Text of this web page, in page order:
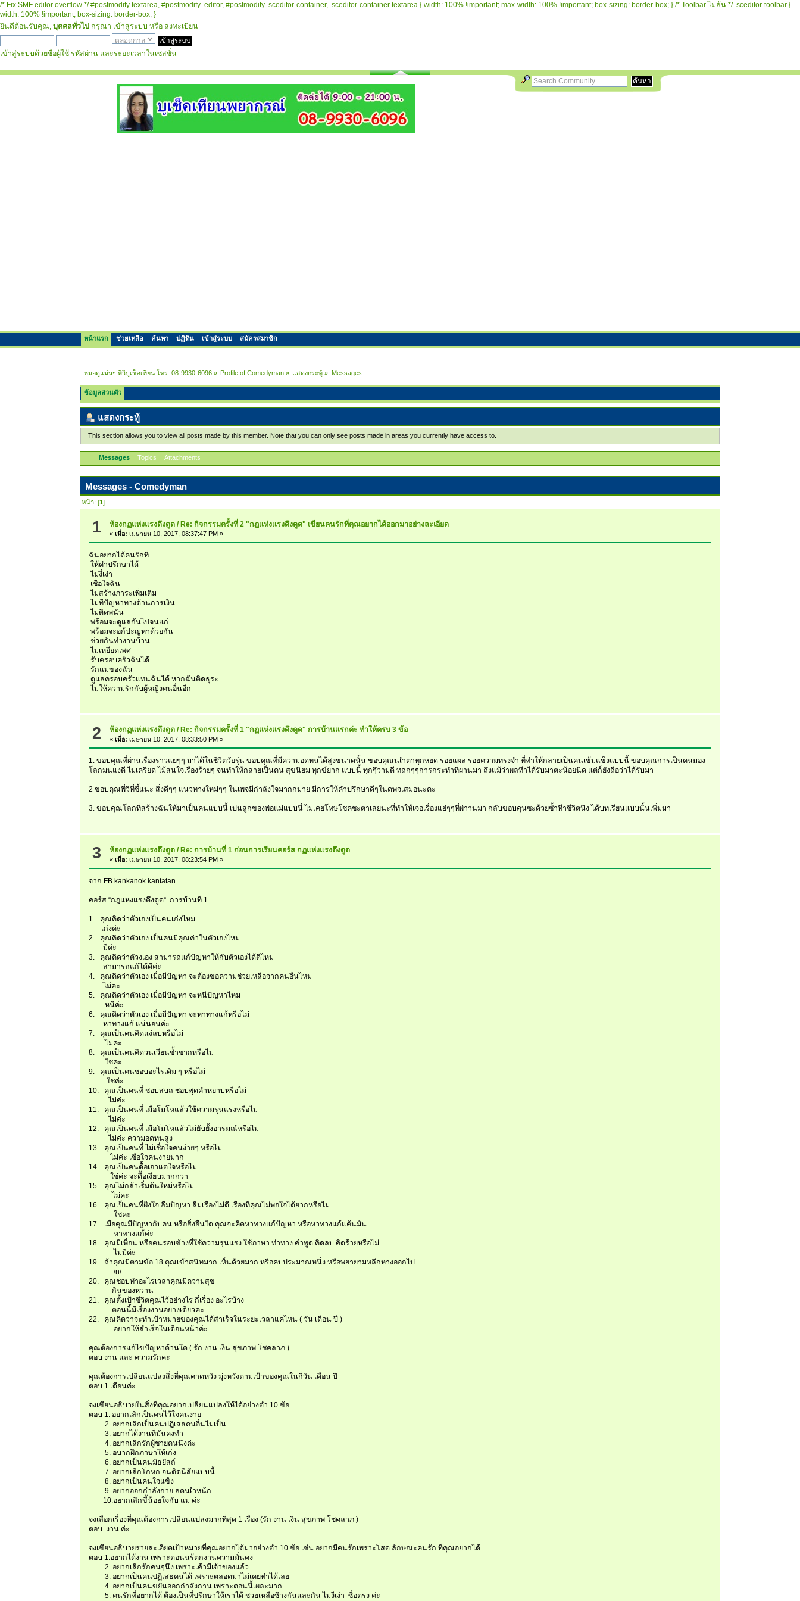
/* Fix SMF editor overflow */ #postmodify textarea, #postmodify .editor, #postmodify .sceditor-container, .sceditor-container textarea { width: 100% !important; max-width: 100% !important; box-sizing: border-box; } /* Toolbar ไม่ล้น */ .sceditor-toolbar {
width: 100% !important; box-sizing: border-box; }
ยินดีต้อนรับคุณ, บุคคลทั่วไป กรุณา เข้าสู่ระบบ หรือ ลงทะเบียน
เข้าสู่ระบบด้วยชื่อผู้ใช้ รหัสผ่าน และระยะเวลาในเซสชั่น
หน้าแรก ช่วยเหลือ ค้นหา ปฏิทิน เข้าสู่ระบบ สมัครสมาชิก
หมอดูแม่นๆ พี่วิบูเช็คเทียน โทร. 08-9930-6096» Profile of Comedyman» แสดงกระทู้ » Messages
ข้อมูลส่วนตัว
แสดงกระทู้
This section allows you to view all posts made by this member. Note that you can only see posts made in areas you currently have access to.
Messages Topics Attachments
Messages - Comedyman
หน้า: [1]
1 ห้องกฏแห่งแรงดึงดูด/ Re: กิจกรรมครั้งที่ 2 "กฏแห่งแรงดึงดูด" เขียนคนรักที่คุณอยากได้ออกมาอย่างละเอียด
« เมื่อ: เมษายน 10, 2017, 08:37:47 PM »
ฉันอยากได้คนรักที่
ให้คำปรึกษาได้
ไม่งี่เง่า
เชื่อใจฉัน
ไม่สร้างภาระเพิ่มเติม
ไม่ทีปัญหาทางด้านการเงิน
ไม่ติดพนัน
พร้อมจะดูแลกันไปจนแก่
พร้อมจะอก้ปะญหาด้วยกัน
ช่วยกันทำงานบ้าน
ไม่เหยียดเพศ
รับครอบครัวฉันได้
รักแม่ของฉัน
ดูแลครอบครัวแทนฉันได้ หากฉันติดธุระ
ไม่ให้ความรักกับผู้หญิงคนอื่นอีก
2 ห้องกฏแห่งแรงดึงดูด/ Re: กิจกรรมครั้งที่ 1 "กฏแห่งแรงดึงดูด" การบ้านแรกค่ะ ทำให้ครบ 3 ข้อ
« เมื่อ: เมษายน 10, 2017, 08:33:50 PM »
1. ขอบคุณที่ผ่านเรื่องราวแย่ๆๆ มาได้ในชีวิตวัยรุ่น ขอบคุณที่มีความอดทนได้สูงขนาดนั้น ขอบคุณนเำตาทุกหยด รอยแผล รอยความทรงจำ ที่ทำให้กลายเป็นคนเข้มแข็งแบบนี้ ขอบคุณการเป็นคนมอง
โลกมนแง่ดี ไม่เครียด ไม้สนใจเรื่องร้ายๆ จนทำให้กลายเป็นคน สุขนิยม ทุกข์ยาก แบบนี้ ทุกๆึวามดี ทถกๆๆก่ารกระทำที่ผ่านมา ถึงแม้ว่าผลทีาได้รับมาตะน้อยนิด แต่ก็ยังถือว่าได้รับมา
2 ขอบคุณพี่วิที่ชี้แนะ สิ่งดีๆๆ แนวทางใหม่ๆๆ ในเพจมีกำลังใจมากกมาย มีการให้คำปรึกษาดีๆในดพจเสมอนะคะ
3. ขอบคุณโลกที่สร้างฉันให้มาเป็นคนแบบนี้ เปนลูกของพ่อแม่แบบนี่ ไม่เคยโทษโชคชะตาเลยนะที่ทำให้เจอเรื่องแย่ๆๆที่ผ่าานมา กลับขอบคุนซะด้วยซ้ำทีาชีวิตนึง ได้บทเรียนแบบนั้นเพิ่มมา
3 ห้องกฏแห่งแรงดึงดูด/Re: การบ้านที่ 1 ก่อนการเรียนคอร์ส กฏแห่งแรงดึงดูด
« เมื่อ: เมษายน 10, 2017, 08:23:54 PM »
จาก FB kankanok kantatan
คอร์ส “กฎแห่งแรงดึงดูด“ การบ้านที่ 1
1. คุณคิดว่าตัวเองเป็นคนเก่งไหม
เก่งค่ะ
2. คุณคิดว่าตัวเอง เป็นคนมีคุณค่าในตัวเองไหม
มีค่ะ
3. คุณคิดว่าตัวงเอง สามารถแก้ปัญหาให้กับตัวเองได้ดีไหม
สามารถแก้ได้ดีค่ะ
4. คุณคิดว่าตัวเอง เมื่อมีปัญหา จะต้องขอความช่วยเหลือจากคนอื่นไหม
ไม่ค่ะ
5. คุณคิดว่าตัวเอง เมื่อมีปัญหา จะหนีปัญหาไหม
หนีค่ะ
6. คุณคิดว่าตัวเอง เมื่อมีปัญหา จะหาทางแก้หรือไม่
หาทางแก้ แน่นอนค่ะ
7. คุณเป็นคนคิดแง่ลบหรือไม่
ไม่ค่ะ
8. คุณเป็นคนคิดวนเวียนซ้ำซากหรือไม่
ใช่ค่ะ
9. คุณเป็นคนชอบอะไรเดิม ๆ หรือไม่
ใช่ค่ะ
10. คุณเป็นคนที่ ชอบสบถ ชอบพุดคำหยาบหรือไม่
ไม่ค่ะ
11. คุณเป็นคนที่ เมื่อโมโหแล้วใช้ความรุนแรงหรือไม่
ไม่ค่ะ
12. คุณเป็นคนที่ เมื่อโมโหแล้วไม่ยับยั้งอารมณ์หรือไม่
ไม่ค่ะ ความอดทนสูง
13. คุณเป็นคนที่ ไม่เชื่อใจคนง่ายๆ หรือไม่
ไม่ค่ะ เชื่อใจคนง่ายมาก
14. คุณเป็นคนดื้อเอาแต่ใจหรือไม่
ใช่ค่ะ จะดื้อเงียบมากกว่า
15. คุณไม่กล้าเริ่มต้นใหม่หรือไม่
ไม่ค่ะ
16. คุณเป็นคนที่ฝังใจ ลืมปัญหา ลืมเรื่องไม่ดี เรื่องที่คุณไม่พอใจได้ยากหรือไม่
ใช่ค่ะ
17. เมื่อคุณมีปัญหากับคน หรือสิ่งอื่นใด คุณจะคิดหาทางแก้ปัญหา หรือหาทางแก้แค้นมัน
หาทางแก้ค่ะ
18. คุณมีเพื่อน หรือคนรอบข้างที่ใช้ความรุนแรง ใช้ภาษา ท่าทาง คำพูด คิดลบ คิดร้ายหรือไม่
ไม่มีค่ะ
19. ถ้าคุณมีตามข้อ 18 คุณเข้าสนิทมาก เห็นด้วยมาก หรือคบประมาณหนึ่ง หรือพยายามหลีกห่างออกไป
/n/
20. คุณชอบทำอะไรเวลาคุณมีความสุข
กินของหวาน
21. คุณตั้งเป้าชีวิตคุณไว้อย่างไร กี่เรื่อง อะไรบ้าง
ตอนนี้มีเรื่องงานอย่างเดียวค่ะ
22. คุณคิดว่าจะทำเป้าหมายของคุณได้สำเร็จในระยะเวลาแค่ไหน ( วัน เดือน ปี )
อยากให้สำเร็จในเดือนหน้าค่ะ
คุณต้องการแก้ไขปัญหาด้านใด ( รัก งาน เงิน สุขภาพ โชคลาภ )
ตอบ งาน และ ความรักค่ะ
คุณต้องการเปลี่ยนแปลงสิ่งที่คุณคาดหวัง มุ่งหวังตามเป้าของคุณในกี่วัน เดือน ปี
ตอบ 1 เดือนค่ะ
จงเขียนอธิบายในสิ่งที่คุณอยากเปลี่ยนแปลงให้ได้อย่างต่ำ 10 ข้อ
ตอบ 1. อยากเลิกเป็นคนไว้ใจคนง่าย
2. อยากเลิกเป็นคนปฏิเสธคนอื่นไม่เป็น
3. อยากได้งานที่มั่นคงทำ
4. อยากเลิกรักผู้ชายคนนึงค่ะ
5. อบากฝึกภาษาให้เก่ง
6. อยากเป็นคนมัธยัสถ์
7. อยากเลิกโกหก จนติดนิสัยแบบนี้
8. อยากเป็นคนใจแข็ง
9. อยากออกกำลังกาย ลดนเำหนัก
10.อยากเลิกขี้น้อยใจกับ แม่ ค่ะ
จงเลือกเรื่องที่คุณต้องการเปลี่ยนแปลงมากที่สุด 1 เรื่อง (รัก งาน เงิน สุขภาพ โชคลาภ )
ตอบ งาน ค่ะ
จงเขียนอธิบายรายละเอียดเป้าหมายที่คุณอยากได้มาอย่างต่ำ 10 ข้อ เช่น อยากมีคนรักเพราะโสด ลักษณะคนรัก ที่คุณอยากได้
ตอบ 1.อยากได้งาน เพราะตอนนร้ตกงานความมั่นคง
2. อยากเลิกรักคนๆนึง เพราะเค้ามีเจ้าของแล้ว
3. อยากเป็นคนปฏิเสธคนได้ เพราะตลอดมาไม่เคยทำได้เลย
4. อยากเป็นคนขยันออกกำลังกาน เพราะตอนนี้เผละมาก
5. คนรักที่อยากได้ ต้องเป็นที่ปรึกษาให้เราได้ ช่วยเหลือซึางกันและกัน ไม่งีเง่า ซื่อตรง ค่ะ